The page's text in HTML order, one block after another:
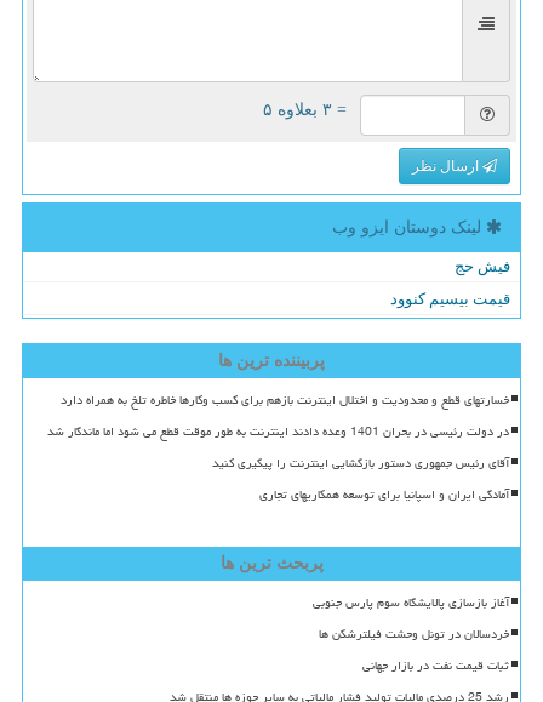
= ۳ بعلاوه ۵
ارسال نظر
لینک دوستان ایزو وب
فیش حج
قیمت بیسیم کنوود
پربیننده ترین ها
خسارتهای قطع و محدودیت و اختلال اینترنت بازهم برای کسب وکارها خاطره تلخ به همراه دارد
در دولت رئیسی در بحران 1401 وعده دادند اینترنت به طور موقت قطع می شود اما ماندگار شد
آقای رئیس جمهوری دستور بازگشایی اینترنت را پیگیری کنید
آمادگی ایران و اسپانیا برای توسعه همکاریهای تجاری
پربحث ترین ها
آغاز بازسازی پالایشگاه سوم پارس جنوبی
خردسالان در تونل وحشت فیلترشکن ها
ثبات قیمت نفت در بازار جهانی
رشد 25 درصدی مالیات تولید فشار مالیاتی به سایر حوزه ها منتقل شد